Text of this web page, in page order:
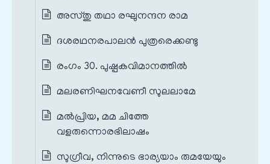
അസ്തു തഥാ രഘുനന്ദന രാമ
ദശരഥനരപാലൻ പുത്രരെക്കണ്ടു
രംഗം 30. പുഷ്പകവിമാനത്തിൽ
മലരണിഘനവേണീ സുലലാമേ
മൽപ്രിയ, മമ ചിത്തേ
വളരുന്നൊരഭിലാഷം
സുഗ്രീവ, നിന്നുടെ ഭാര്യയാം രുമയേയും